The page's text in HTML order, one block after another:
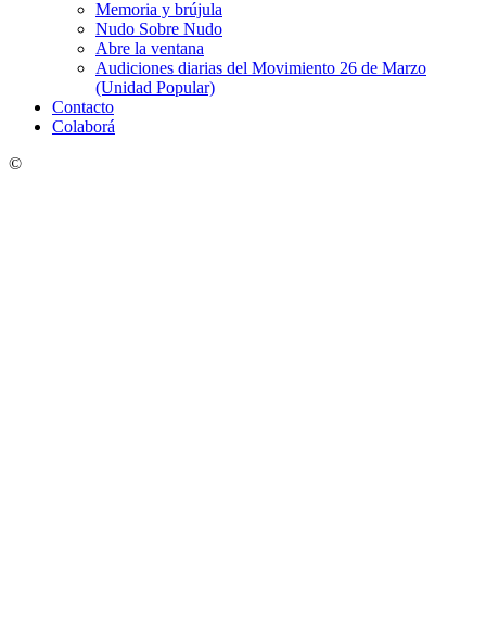
Memoria y brújula
Nudo Sobre Nudo
Abre la ventana
Audiciones diarias del Movimiento 26 de Marzo
(Unidad Popular)
Contacto
Colaborá
©